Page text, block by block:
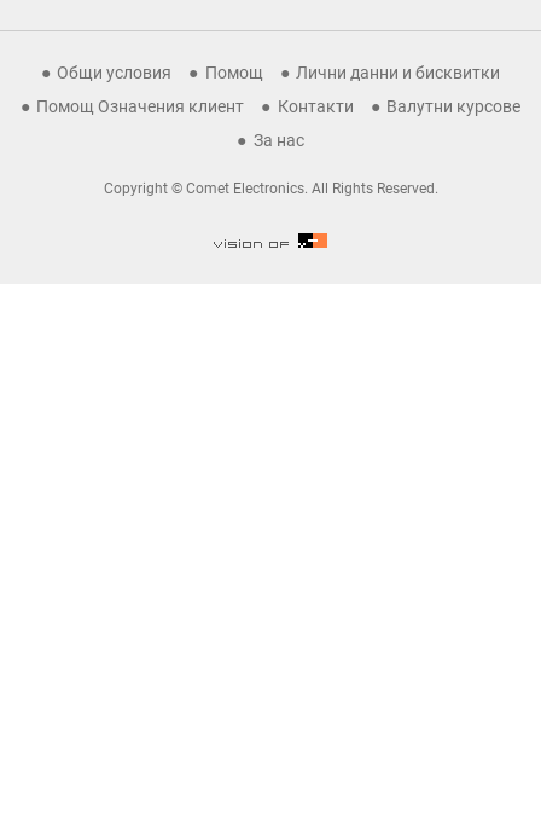
Общи условия Помощ
Лични данни и бисквитки
Помощ Означения клиент
Контакти
Валутни курсове
За нас
Copyright © Comet Electronics. All Rights Reserved.